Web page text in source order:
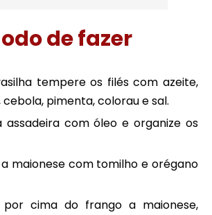
de fazer
tempere os filés com azeite,
pimenta, colorau e sal.
assadeira com óleo e organize os
maionese com tomilho e orégano
por cima do frango a maionese,